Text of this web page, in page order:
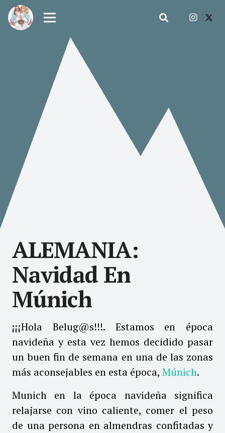
ALEMANIA:
Navidad En
Múnich
¡¡¡Hola Belug@s!!!. Estamos en época
navideña y esta vez hemos decidido pasar
un buen fin de semana en una de las zonas
más aconsejables en esta época, Múnich.
Munich en la época navideña significa
relajarse con vino caliente, comer el peso
de una persona en almendras confitadas y